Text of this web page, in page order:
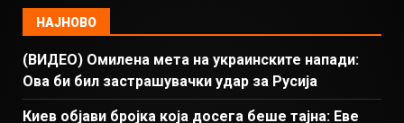
НАЈНОВО
(ВИДЕО) Омилена мета на украинските напади:
Ова би бил застрашувачки удар за Русија
Киев објави бројка која досега беше тајна: Еве